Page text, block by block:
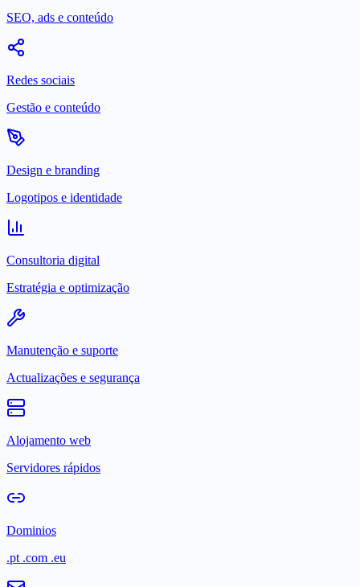
SEO, ads e conteúdo
Redes sociais
Gestão e conteúdo
Design e branding
Logotipos e identidade
Consultoria digital
Estratégia e optimização
Manutenção e suporte
Actualizações e segurança
Alojamento web
Servidores rápidos
Dominios
.pt .com .eu